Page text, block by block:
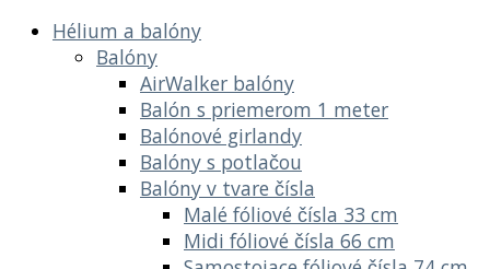
Hélium a balóny
Balóny
AirWalker balóny
Balón s priemerom 1 meter
Balónové girlandy
Balóny s potlačou
Balóny v tvare čísla
Malé fóliové čísla 33 cm
Midi fóliové čísla 66 cm